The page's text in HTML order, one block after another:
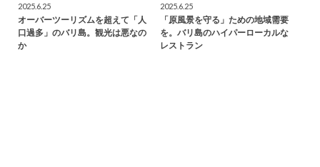
2025.6.25
オーバーツーリズムを超えて「人
口過多」のバリ島。観光は悪なの
か
2025.6.25
「原風景を守る」ための地域需要
を。バリ島のハイパーローカルな
レストラン